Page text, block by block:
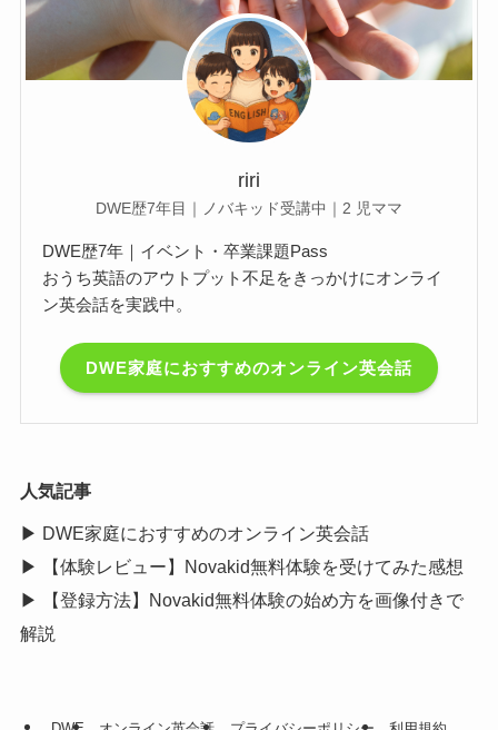
riri
DWE歴7年目｜ノバキッド受講中｜2 児ママ
DWE歴7年｜イベント・卒業課題Pass
おうち英語のアウトプット不足をきっかけにオンライ
ン英会話を実践中。
DWE家庭におすすめのオンライン英会話
人気記事
▶ DWE家庭におすすめのオンライン英会話
▶
【体験レビュー】Novakid無料体験を受けてみた感想
▶
【登録方法】Novakid無料体験の始め方を画像付きで
解説